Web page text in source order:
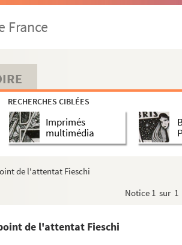
France
RECHERCHES CIBLÉES
Imprimés
multimédia
de l'attentat Fieschi
Notice 1 sur 1
de l'attentat Fieschi